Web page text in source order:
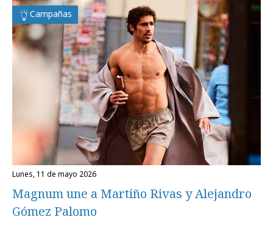
Campañas
lunes, 11 de mayo 2026
Magnum une a Martiño Rivas y Alejandro
Gómez Palomo